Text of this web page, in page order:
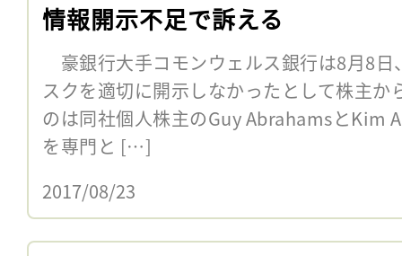
情報開示不足で訴える
豪銀行大手コモンウェルス銀行は8月8日
スクを適切に開示しなかったとして株主
のは同社個人株主のGuy AbrahamsとKim
を専門と […]
2017/08/23